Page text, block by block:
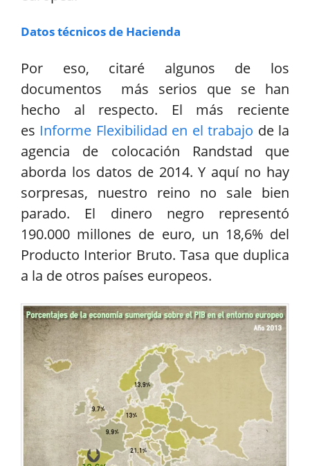
Datos técnicos de Hacienda
Por eso, citaré algunos de los
documentos más serios que se han
hecho al respecto. El más reciente
es Informe Flexibilidad en el trabajo de la
agencia de colocación Randstad que
aborda los datos de 2014. Y aquí no hay
sorpresas, nuestro reino no sale bien
parado. El dinero negro representó
190.000 millones de euro, un 18,6% del
Producto Interior Bruto. Tasa que duplica
a la de otros países europeos.